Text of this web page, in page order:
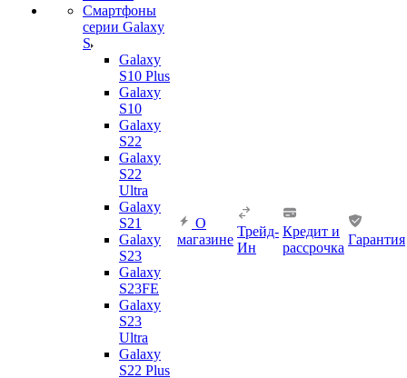
Смартфоны
серии Galaxy
S
Galaxy
S10 Plus
Galaxy
S10
Galaxy
S22
Galaxy
S22
Ultra
Galaxy
S21
Galaxy
S23
Galaxy
S23FE
Galaxy
S23
Ultra
Galaxy
S22 Plus
О
магазине
Трейд-
Ин
Кредит и
рассрочка
Гарантия